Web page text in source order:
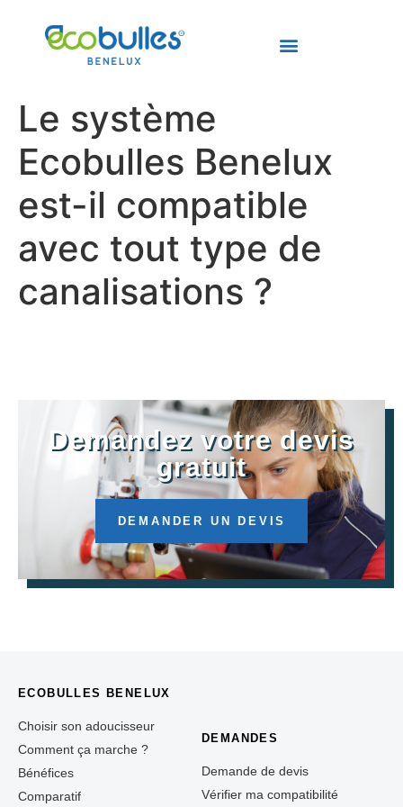
Le système
Ecobulles Benelux
est-il compatible
avec tout type de
canalisations ?
Demandez votre devis
gratuit
DEMANDER UN DEVIS
ECOBULLES BENELUX
Choisir son adoucisseur
Comment ça marche ?
Bénéfices
Comparatif
DEMANDES
Demande de devis
Vérifier ma compatibilité